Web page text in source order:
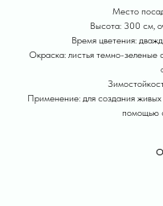
Место
Высота: 300 см,
Время цветения:
Окраска: листья темно-зеленые
Применение: для создания
помощью